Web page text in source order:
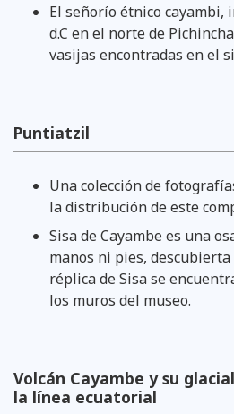
El señorío étnico cayambi,
d.C en el norte de
vasijas encontradas en el
Puntiatzil
Una colección de
la distribución de este
Sisa de Cayambe es una
manos ni pies,
réplica de Sisa se
los muros del museo.
Volcán Cayambe y su
la línea ecuatorial